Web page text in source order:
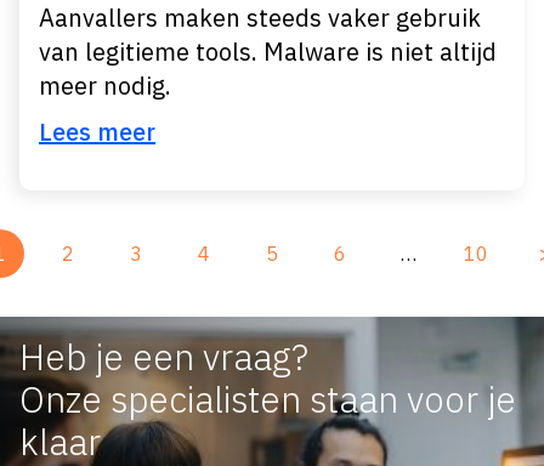
Aanvallers maken steeds vaker gebruik
van legitieme tools. Malware is niet altijd
meer nodig.
Lees meer
2 3 4 5 6 … 10
Heb je een vraag?
Onze specialisten staan voor je
klaar